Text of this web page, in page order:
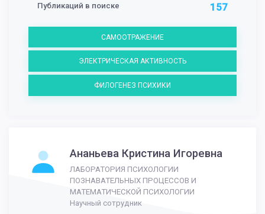
Публикаций в поиске 157
САМООТРАЖЕНИЕ
ЭЛЕКТРИЧЕСКАЯ АКТИВНОСТЬ
ФИЛОГЕНЕЗ ПСИХИКИ
Ананьева Кристина Игоревна
ЛАБОРАТОРИЯ ПСИХОЛОГИИ
ПОЗНАВАТЕЛЬНЫХ ПРОЦЕССОВ И
МАТЕМАТИЧЕСКОЙ ПСИХОЛОГИИ
Научный сотрудник